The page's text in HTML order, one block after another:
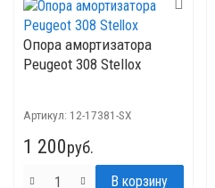
Опора амортизатора
Peugeot 308 Stellox
Артикул: 12-17381-SX
1 200руб.